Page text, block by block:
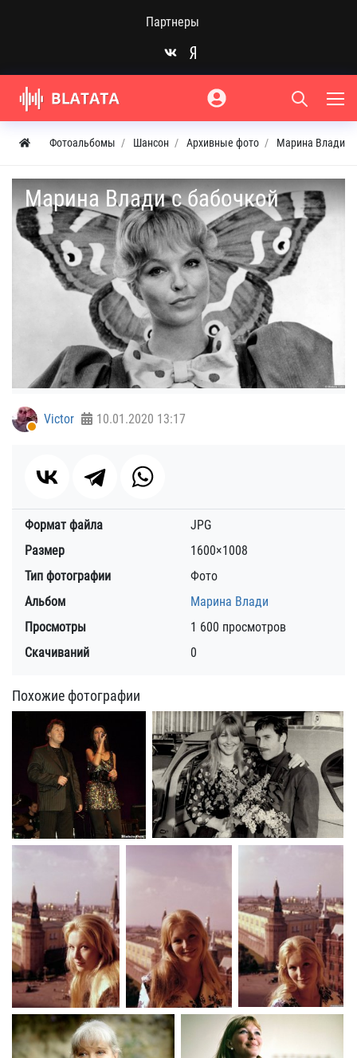
Партнеры
Фотоальбомы Шансон Архивные фото Марина Влади
Марина Влади с бабочкой
Victor 10.01.2020 13:17
Формат файла
JPG
Размер
1600×1008
Тип фотографии
Фото
Альбом
Марина Влади
Просмотры
1 600 просмотров
Скачиваний
0
Похожие фотографии